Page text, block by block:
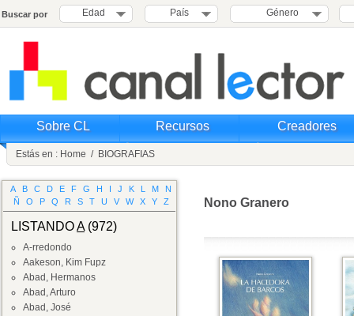
Buscar por Edad País Género
Sobre CL Recursos Creadores
Estás en : Home / BIOGRAFIAS
A B C D E F G H I J K L M
N
Ñ
O P Q R S T U V W X Y Z
LISTANDOA(972)
A-rredondo
Aakeson, Kim Fupz
Abad, Hermanos
Abad, Arturo
Abad, José
Nono Granero